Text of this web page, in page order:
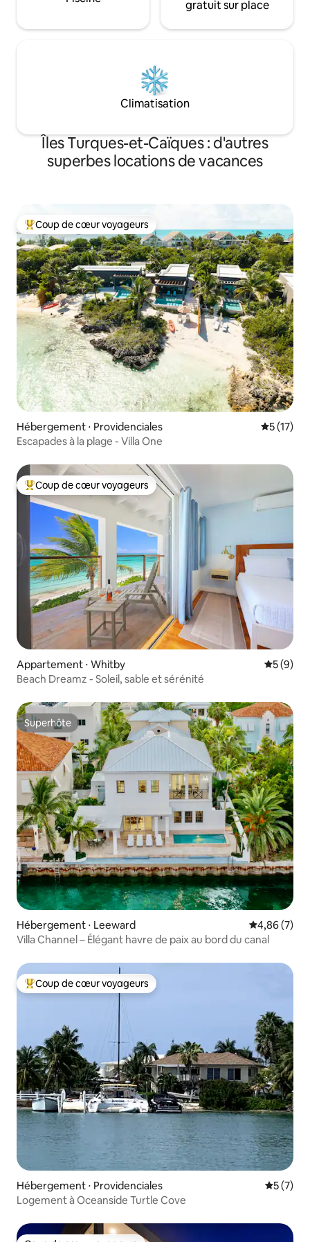
gratuit sur place
Climatisation
Îles Turques-et-Caïques : d'autres
superbes locations de vacances
Coups de cœur voyageurs les plus appréciés
Coup de cœur voyageurs
Hébergement ⋅ Providenciales
5 (17)
Escapades à la plage - Villa One
Coups de cœur voyageurs les plus appréciés
Coup de cœur voyageurs
Appartement ⋅ Whitby
5 (9)
Beach Dreamz - Soleil, sable et sérénité
Superhôte
Superhôte
Hébergement ⋅ Leeward Évaluation
4,86 (7)
Villa Channel – Élégant havre de paix au bord du canal
Coups de cœur voyageurs les plus appréciés
Coup de cœur voyageurs
Hébergement ⋅ Providenciales
5 (7)
Logement à Oceanside Turtle Cove